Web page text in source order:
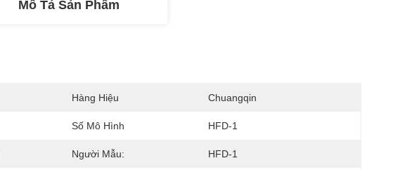
Mô Tả Sản Phẩm
Hàng Hiệu Chuangqin
Số Mô Hình HFD-1
Người Mẫu: HFD-1